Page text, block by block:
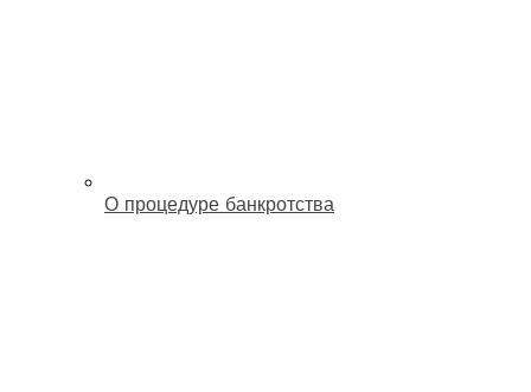
О процедуре банкротства